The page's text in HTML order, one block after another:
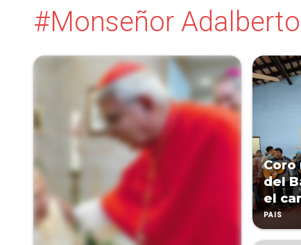
#Monseñor
Coro
del
el
PAÍS